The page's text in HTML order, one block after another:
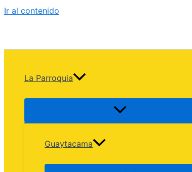
Ir al contenido
La Parroquia
Guaytacama